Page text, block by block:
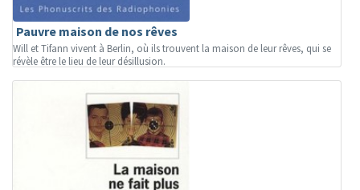
Pauvre maison de nos rêves
Will et Tifann vivent à Berlin, où ils trouvent la maison de leur rêves, qui se
révèle être le lieu de leur désillusion.